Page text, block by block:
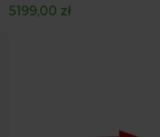
5199,00 zł